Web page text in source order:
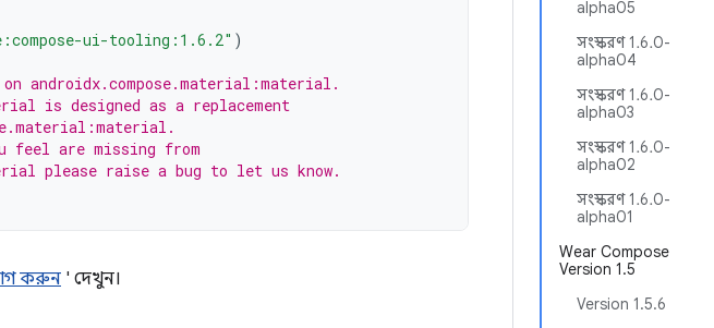
alpha05
সংস্করণ 1.6.0-
alpha04
সংস্করণ 1.6.0-
alpha03
সংস্করণ 1.6.0-
alpha02
সংস্করণ 1.6.0-
alpha01
Wear Compose
Version 1.5
Version 1.5.6
ui-tooling:1.6.2" )
on androidx.compose.material:material.
is designed as a replacement
are missing from
please raise a bug to let us know.
করুন ' দেখুন।